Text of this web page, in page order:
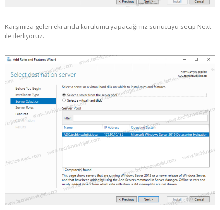
Karşımıza gelen ekranda kurulumu yapacağımız sunucuyu seçip Next
ile ilerliyoruz.